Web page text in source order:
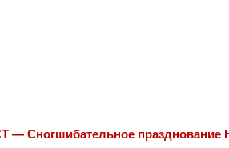
— Сногшибательное празднование